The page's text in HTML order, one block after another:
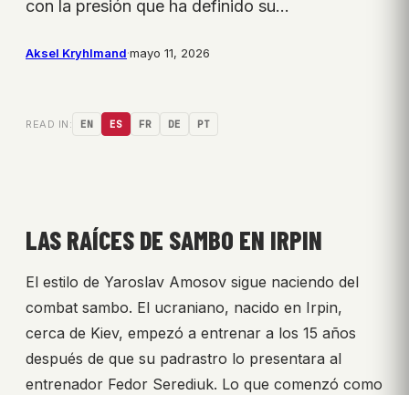
con la presión que ha definido su…
Aksel Kryhlmand·mayo 11, 2026
READ IN: EN ES FR DE PT
LAS RAÍCES DE SAMBO EN IRPIN
El estilo de Yaroslav Amosov sigue naciendo del
combat sambo. El ucraniano, nacido en Irpin,
cerca de Kiev, empezó a entrenar a los 15 años
después de que su padrastro lo presentara al
entrenador Fedor Serediuk. Lo que comenzó como